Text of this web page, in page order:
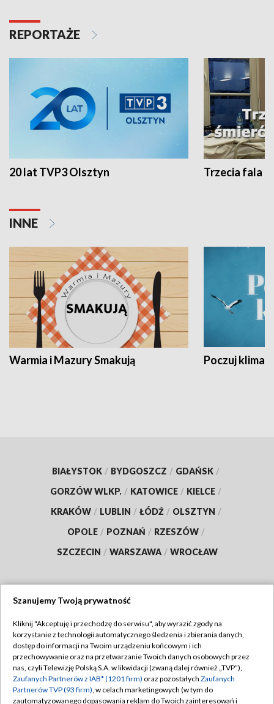
REPORTAŻE
20 lat TVP3 Olsztyn Trzecia fala -
INNE
Warmia i Mazury Smakują Poczuj klimat
BIAŁYSTOK / BYDGOSZCZ / GDAŃSK /
GORZÓW WLKP. / KATOWICE / KIELCE /
KRAKÓW / LUBLIN / ŁÓDŹ / OLSZTYN /
OPOLE / POZNAŃ / RZESZÓW /
SZCZECIN / WARSZAWA / WROCŁAW
TVP
Abonament TVP
Emisja w TVP
Centrum informacji TVP
Regulamin TVP
Polityka prywatności
Moje zgody
Szanujemy Twoją prywatność
Kliknij "Akceptuję i przechodzę do serwisu", aby wyrazić zgody na
korzystanie z technologii automatycznego śledzenia i zbierania danych,
dostęp do informacji na Twoim urządzeniu końcowym i ich
przechowywanie oraz na przetwarzanie Twoich danych osobowych przez
nas, czyli Telewizję Polską S.A. w likwidacji (zwaną dalej również „TVP”),
Zaufanych Partnerów z IAB* (1201 firm) oraz pozostałych Zaufanych
Partnerów TVP (93 firm), w celach marketingowych (w tym do
zautomatyzowanego dopasowania reklam do Twoich zainteresowań i